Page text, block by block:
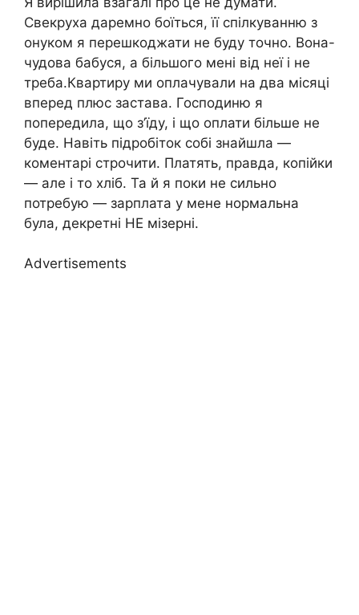
Свекруха даремно боїться, її спілкуванню з
онуком я перешкоджати не буду точно. Вона-
чудова бабуся, а більшого мені від неї і не
треба.Квартиру ми оплачували на два місяці
вперед плюс застава. Господиню я
попередила, що з’їду, і що оплати більше не
буде. Навіть підробіток собі знайшла —
коментарі строчити. Платять, правда, копійки
— але і то хліб. Та й я поки не сильно
потребую — зарплата у мене нормальна
була, декретні НЕ мізерні.
Advertisements